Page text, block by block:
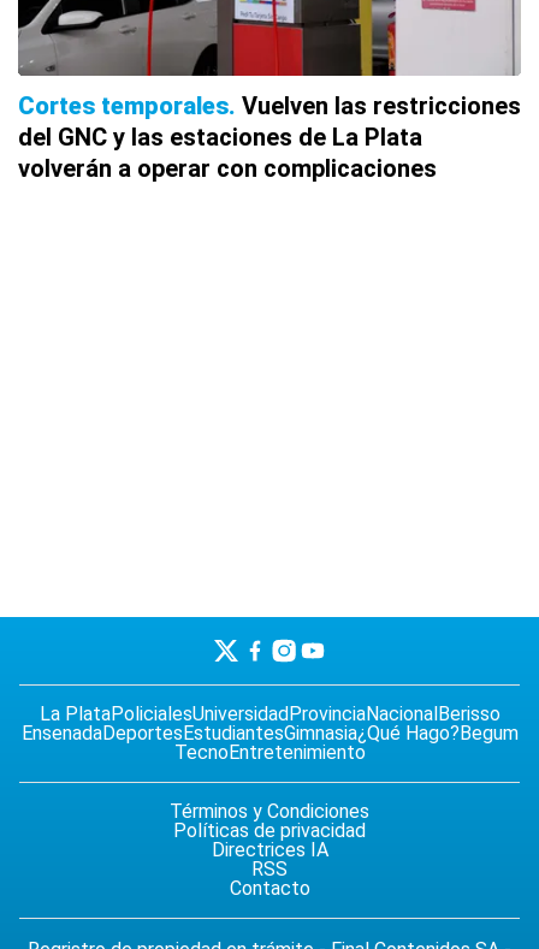
Cortes temporales Vuelven las restricciones
del GNC y las estaciones de La Plata
volverán a operar con complicaciones
La PlataPolicialesUniversidadProvinciaNacionalBerisso
EnsenadaDeportesEstudiantesGimnasia¿Qué Hago?Begum
TecnoEntretenimiento
Términos y Condiciones
Políticas de privacidad
Directrices IA
RSS
Contacto